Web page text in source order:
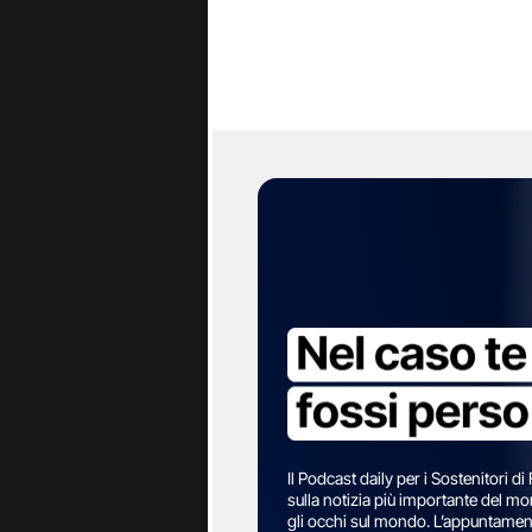
stava
anche
termine
E infatti, il
principale
c’era
anteposto
gli ha
ha 58 anni,
realtà la
Il Podcast daily per i Sostenitori
sulla notizia più importante del
gli occhi sul mondo.